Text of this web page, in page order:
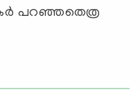
പറഞ്ഞതെത്ര